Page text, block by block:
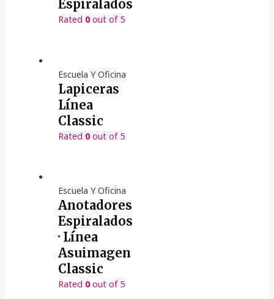
Espiralados
Rated 0out of 5
Escuela Y Oficina
Lapiceras
Línea
Classic
Rated 0out of 5
Escuela Y Oficina
Anotadores
Espiralados
· Línea
Asuimagen
Classic
Rated 0out of 5